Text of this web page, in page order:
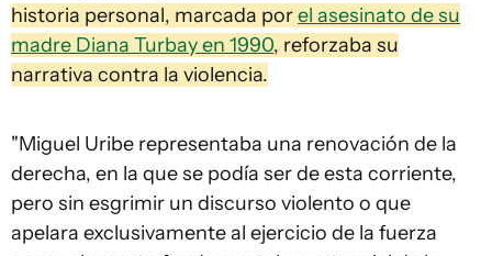
historia personal, marcada porel asesinato de su
madre Diana Turbay en 1990, reforzaba su
narrativa contra la violencia.
"Miguel Uribe representaba una renovación de la
derecha, en la que se podía ser de esta corriente,
pero sin esgrimir un discurso violento o que
apelara exclusivamente al ejercicio de la fuerza